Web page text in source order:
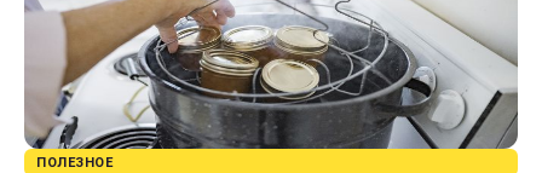
ПОЛЕЗНОЕ